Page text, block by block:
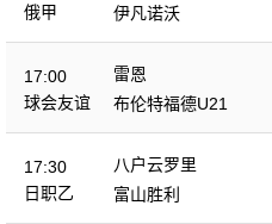
俄甲
伊凡诺沃
17:00
球会友谊
雷恩
布伦特福德U21
17:30
日职乙
八户云罗里
富山胜利